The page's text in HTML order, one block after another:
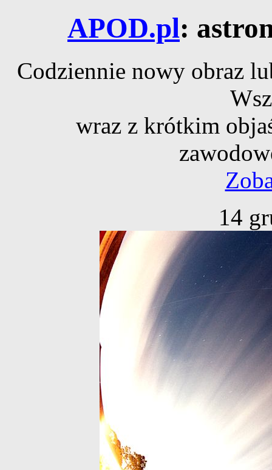
APOD.pl:
Codziennie nowy obraz
wraz z krótkim
14